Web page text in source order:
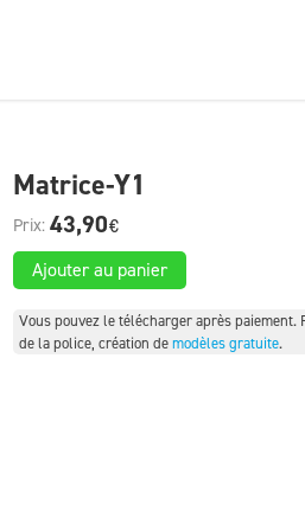
Matrice-Y1
43,90€
Ajouter au panier
Vous pouvez le télécharger après paiement.
de la police, création demodèles gratuite.